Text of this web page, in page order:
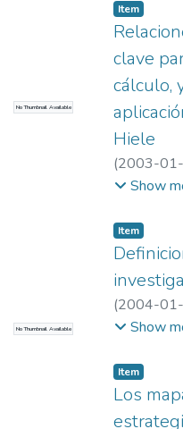
No Thumbnail Available
Item
clave
cálculo,
Hiele
(2003-
Ceballos,
Show
No Thumbnail Available
Item
(2004-
Ceballos,
Show
Item
Los